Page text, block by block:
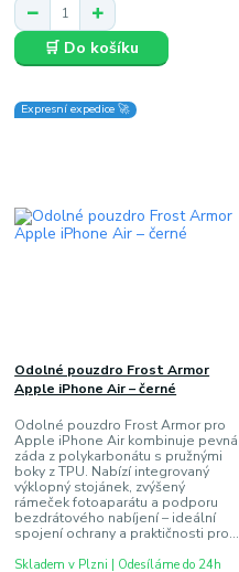
🛒 Do košíku
Expresní expedice 🚀
Odolné pouzdro Frost Armor
Apple iPhone Air – černé
Odolné pouzdro Frost Armor pro
Apple iPhone Air kombinuje pevná
záda z polykarbonátu s pružnými
boky z TPU. Nabízí integrovaný
výklopný stojánek, zvýšený
rámeček fotoaparátu a podporu
bezdrátového nabíjení – ideální
spojení ochrany a praktičnosti pro...
Skladem v Plzni | Odesíláme do 24h